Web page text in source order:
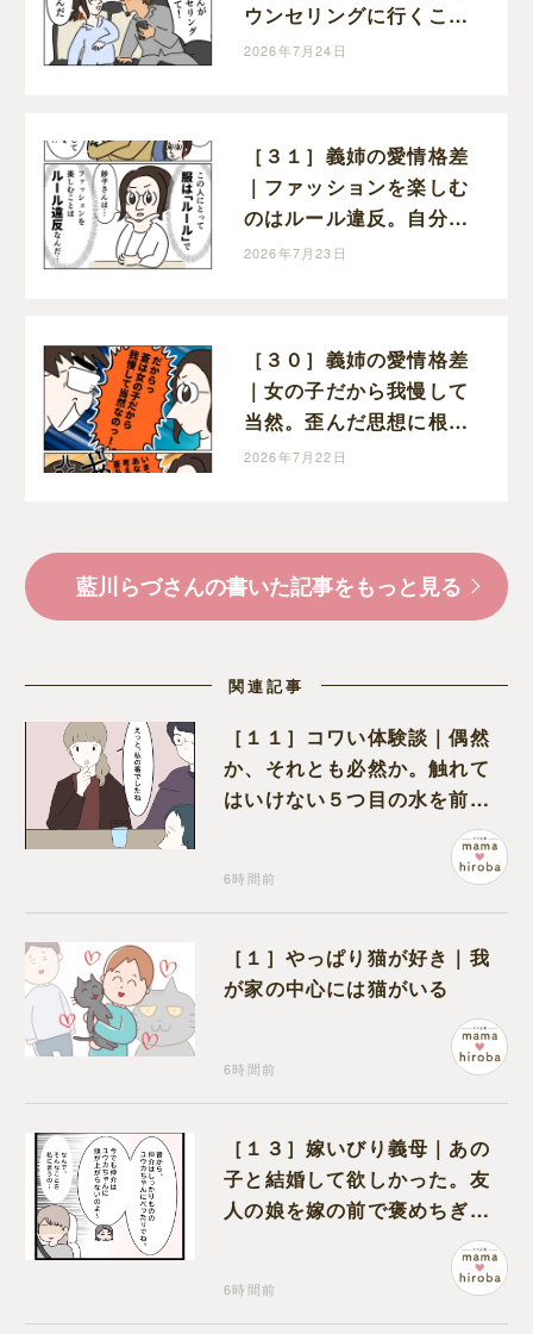
ウンセリングに行くこと
を受け入れた義姉
2026年7月24日
［３１］義姉の愛情格差
｜ファッションを楽しむ
のはルール違反。自分勝
手な呪縛でがんじがらめ
2026年7月23日
［３０］義姉の愛情格差
｜女の子だから我慢して
当然。歪んだ思想に根強
く影響する義姉の生い立
2026年7月22日
藍川らづさんの書いた記事をもっと見る
関連記事
［１１］コワい体験談｜偶然
か、それとも必然か。触れて
はいけない５つ目の水を前に
6時間前
［１］やっぱり猫が好き｜我
が家の中心には猫がいる
6時間前
［１３］嫁いびり義母｜あの
子と結婚して欲しかった。友
人の娘を嫁の前で褒めちぎる
6時間前